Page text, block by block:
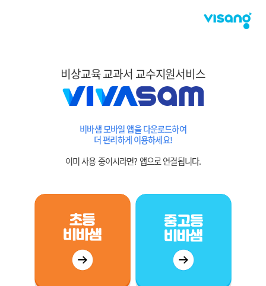
비상교육 교과서 교수지원서비스
비바샘 모바일 앱을 다운로드하여
더 편리하게 이용하세요!
이미 사용 중이시라면? 앱으로 연결됩니다.